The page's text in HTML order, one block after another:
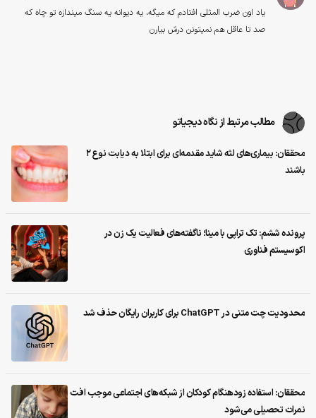
یاد اون ضرب المثلی افتادم که میگه، یه دیوانه یه سنگ میندازه تو چاه که
صد تا عاقل هم نمیتونن درش بیارن
مطالب مرتبط از نگاه دیجیاتو
محققان: بیماری‌های لثه شاید مقدمه‌ای برای ابتلا به دیابت نوع ۲
باشند
پرونده ششم: تک تراپی با مینا؛ ناگفته‌های فعالیت یک زن در
اکوسیستم فناوری
محدودیت چت متنی در ChatGPT برای کاربران رایگان حذف شد
محققان: استفاده زودهنگام کودکان از شبکه‌های اجتماعی موجب افت
نمرات تحصیلی می‌شود